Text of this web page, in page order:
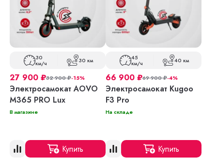
30
км/ч 30 км
27 900 ₽32 900₽-15%
Электросамокат AOVO
M365 PRO Lux
В магазине
Купить
45
км/ч 40 км
66 900 ₽69 900₽-4%
Электросамокат Kugoo
F3 Pro
На складе
Купить